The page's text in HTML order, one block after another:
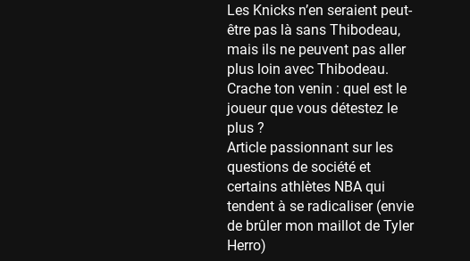
Chicago Bulls
41 sessions
Memphis Grizzlies
39 sessions
Cleveland Cavaliers
Orlando Magic
36 sessions
Euroleague
34 sessions
Les Knicks n’en seraient peut-
être pas là sans Thibodeau,
mais ils ne peuvent pas aller
plus loin avec Thibodeau.
Crache ton venin : quel est le
joueur que vous détestez le
plus ?
Article passionnant sur les
questions de société et
certains athlètes NBA qui
tendent à se radicaliser (envie
de brûler mon maillot de Tyler
Herro)